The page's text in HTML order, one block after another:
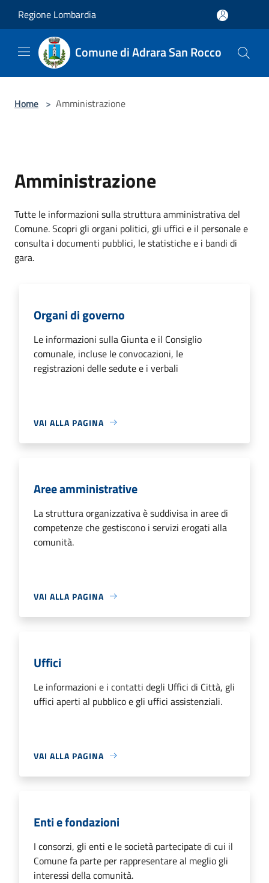
Regione Lombardia
Comune di Adrara San Rocco
Home > Amministrazione
Amministrazione
Tutte le informazioni sulla struttura amministrativa del
Comune. Scopri gli organi politici, gli uffici e il personale e
consulta i documenti pubblici, le statistiche e i bandi di
gara.
Organi di governo
Le informazioni sulla Giunta e il Consiglio
comunale, incluse le convocazioni, le
registrazioni delle sedute e i verbali
VAI ALLA PAGINA
Aree amministrative
La struttura organizzativa è suddivisa in aree di
competenze che gestiscono i servizi erogati alla
comunità.
VAI ALLA PAGINA
Uffici
Le informazioni e i contatti degli Uffici di Città, gli
uffici aperti al pubblico e gli uffici assistenziali.
VAI ALLA PAGINA
Enti e fondazioni
I consorzi, gli enti e le società partecipate di cui il
Comune fa parte per rappresentare al meglio gli
interessi della comunità.